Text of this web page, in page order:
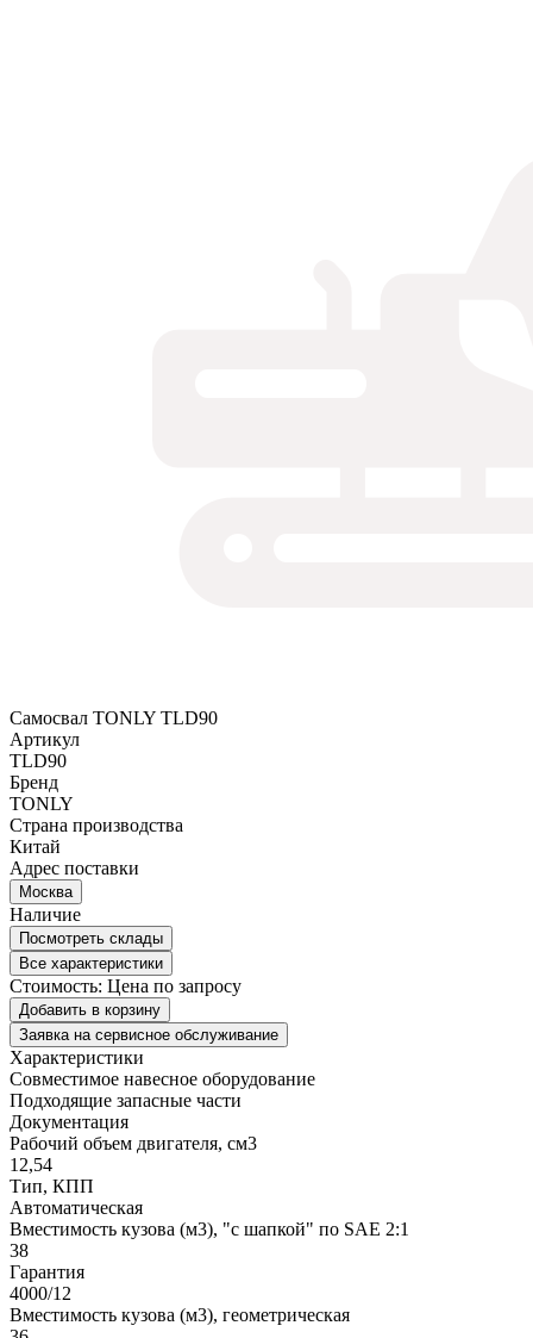
Самосвал TONLY TLD90
Артикул
TLD90
Бренд
TONLY
Страна производства
Китай
Адрес поставки
Москва
Наличие
Посмотреть склады
Все характеристики
Стоимость: Цена по запросу
Добавить в корзину
Заявка на сервисное обслуживание
Характеристики
Совместимое навесное оборудование
Подходящие запасные части
Документация
Рабочий объем двигателя, см3
12,54
Тип, КПП
Автоматическая
Вместимость кузова (м3), "с шапкой" по SAE 2:1
38
Гарантия
4000/12
Вместимость кузова (м3), геометрическая